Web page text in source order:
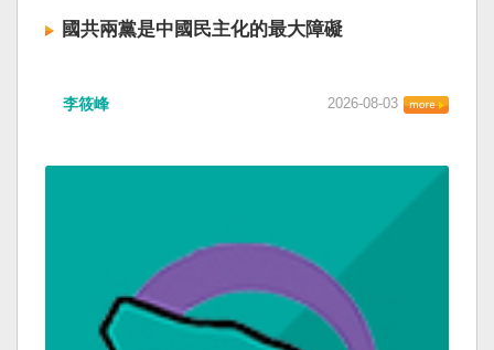
國共兩黨是中國民主化的最大障礙
李筱峰 2026-08-03